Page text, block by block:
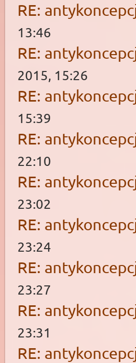
RE:
13:46
RE:
2015, 15:26
RE:
15:39
RE:
22:10
RE:
23:02
RE:
23:24
RE:
23:27
RE:
23:31
RE: